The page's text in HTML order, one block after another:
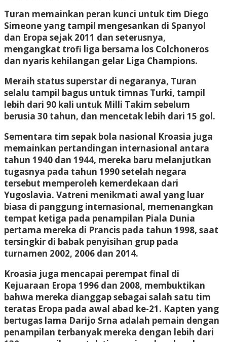
Turan memainkan peran kunci untuk tim Diego
Simeone yang tampil mengesankan di Spanyol
dan Eropa sejak 2011 dan seterusnya,
mengangkat trofi liga bersama los Colchoneros
dan nyaris kehilangan gelar Liga Champions.
Meraih status superstar di negaranya, Turan
selalu tampil bagus untuk timnas Turki, tampil
lebih dari 90 kali untuk Milli Takim sebelum
berusia 30 tahun, dan mencetak lebih dari 15 gol.
Sementara tim sepak bola nasional Kroasia juga
memainkan pertandingan internasional antara
tahun 1940 dan 1944, mereka baru melanjutkan
tugasnya pada tahun 1990 setelah negara
tersebut memperoleh kemerdekaan dari
Yugoslavia. Vatreni menikmati awal yang luar
biasa di panggung internasional, memenangkan
tempat ketiga pada penampilan Piala Dunia
pertama mereka di Prancis pada tahun 1998, saat
tersingkir di babak penyisihan grup pada
turnamen 2002, 2006 dan 2014.
Kroasia juga mencapai perempat final di
Kejuaraan Eropa 1996 dan 2008, membuktikan
bahwa mereka dianggap sebagai salah satu tim
teratas Eropa pada awal abad ke-21. Kapten yang
bertugas lama Darijo Srna adalah pemain dengan
penampilan terbanyak mereka dengan lebih dari